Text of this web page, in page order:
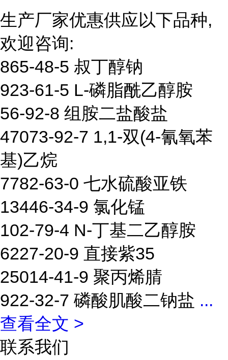
生产厂家优惠供应以下品种,
欢迎咨询:
865-48-5 叔丁醇钠
923-61-5 L-磷脂酰乙醇胺
56-92-8 组胺二盐酸盐
47073-92-7 1,1-双(4-氰氧苯
基)乙烷
7782-63-0 七水硫酸亚铁
13446-34-9 氯化锰
102-79-4 N-丁基二乙醇胺
6227-20-9 直接紫35
25014-41-9 聚丙烯腈
922-32-7 磷酸肌酸二钠盐 ...
查看全文 >
联系我们